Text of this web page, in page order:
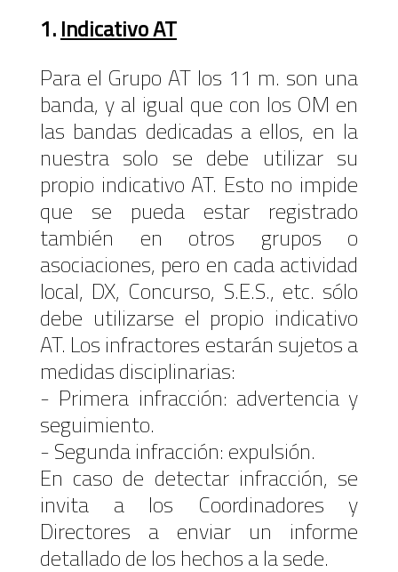
1.Indicativo AT
Para el Grupo AT los 11 m. son una
banda, y al igual que con los OM en
las bandas dedicadas a ellos, en la
nuestra solo se debe utilizar su
propio indicativo AT. Esto no impide
que se pueda estar registrado
también en otros grupos o
asociaciones, pero en cada actividad
local, DX, Concurso, S.E.S., etc. sólo
debe utilizarse el propio indicativo
AT. Los infractores estarán sujetos a
medidas disciplinarias:
- Primera infracción: advertencia y
seguimiento.
- Segunda infracción: expulsión.
En caso de detectar infracción, se
invita a los Coordinadores y
Directores a enviar un informe
detallado de los hechos a la sede.